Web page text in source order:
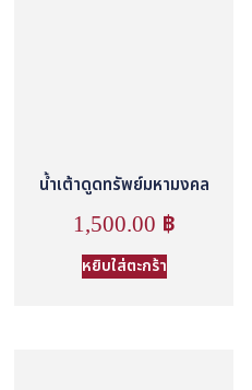
น้ำเต้าดูดทรัพย์มหามงคล
1,500.00 ฿
หยิบใส่ตะกร้า